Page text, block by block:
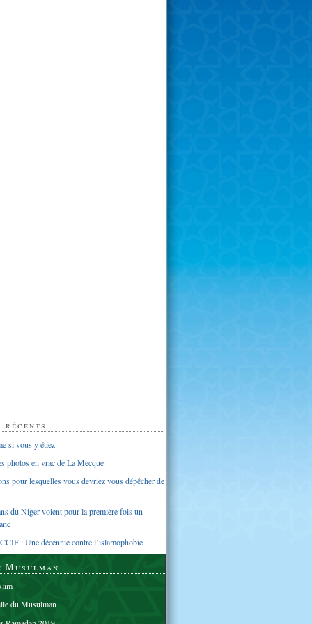
si vous y étiez
photos en vrac de La Mecque
pour lesquelles vous devriez vous dépêcher de
du Niger voient pour la première fois un
: Une décennie contre l’islamophobie
Musulman
du Musulman